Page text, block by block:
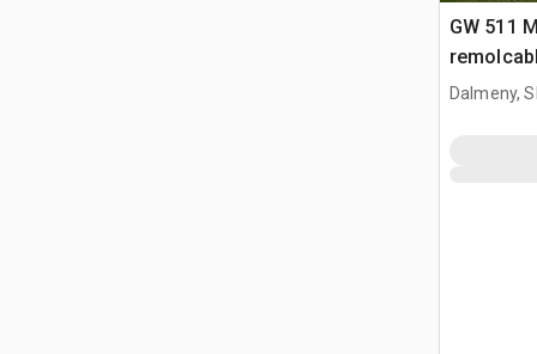
GW 511
Dalmeny,